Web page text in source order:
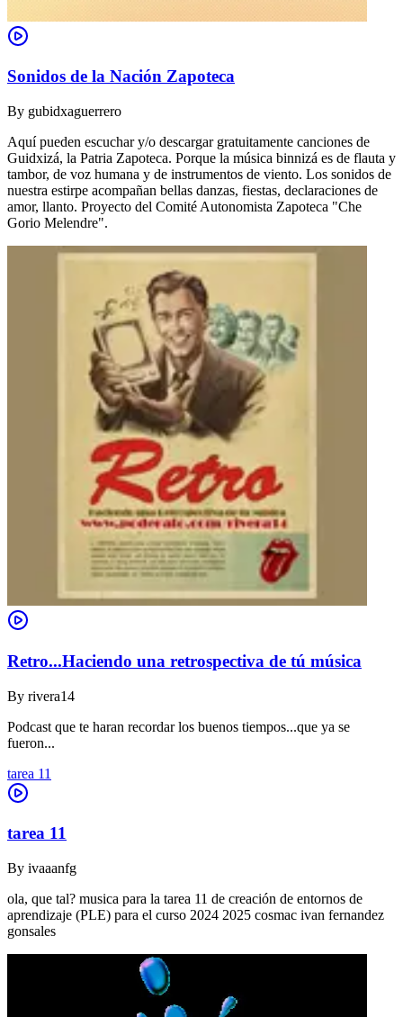
Sonidos de la Nación Zapoteca
By gubidxaguerrero
Aquí pueden escuchar y/o descargar gratuitamente canciones de
Guidxizá, la Patria Zapoteca. Porque la música binnizá es de flauta y
tambor, de voz humana y de instrumentos de viento. Los sonidos de
nuestra estirpe acompañan bellas danzas, fiestas, declaraciones de
amor, llanto. Proyecto del Comité Autonomista Zapoteca "Che
Gorio Melendre".
Retro...Haciendo una retrospectiva de tú música
By rivera14
Podcast que te haran recordar los buenos tiempos...que ya se
fueron...
tarea 11
tarea 11
By ivaaanfg
ola, que tal? musica para la tarea 11 de creación de entornos de
aprendizaje (PLE) para el curso 2024 2025 cosmac ivan fernandez
gonsales